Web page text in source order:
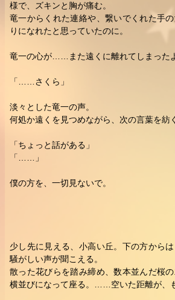
様で、ズキンと胸が痛む。
竜一からくれた連絡や、繋いでくれた手
りになれたと思っていたのに。
竜一の心が……また遠くに離れてしまった
「……さくら」
淡々とした竜一の声。
何処か遠くを見つめながら、次の言葉を紡
「ちょっと話がある」
「……」
僕の方を、一切見ないで。
少し先に見える、小高い丘。下の方から
騒がしい声が聞こえる。
散った花びらを踏み締め、数本並んだ桜
横並びになって座る。……空いた距離が、